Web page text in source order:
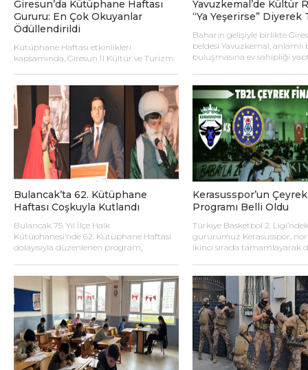
Giresun’da Kütüphane Haftası
Gururu: En Çok Okuyanlar
Ödüllendirildi
Kütüphane Haftası etkinlikleri
kapsamında, Giresun İl Kültür ve Turizm
Koç’u makamında ziyaret etti.
Yavuzkemal’de Kültür
“Ya Yeşerirse” Diyerek
Baharın gelişiyle birlikte
beldesi Yavuzkemal,
buluşmasına ev sahipliği
Bulancak’ta 62. Kütüphane
Haftası Coşkuyla Kutlandı
Bulancak 75. Yıl İlçe Halk
Kütüphanesi’nde 62. Kütüphane Haftası
dolayısıyla düzenlenen program,
Kerasusspor’un
Programı Belli Oldu
Türkiye Basketbol 2.
gururumuz Kerasusspor,
ikinci sırada tamamlayarak